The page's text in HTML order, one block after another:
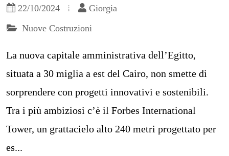
22/10/2024
Giorgia
Nuove Costruzioni
La nuova capitale amministrativa dell’Egitto,
situata a 30 miglia a est del Cairo, non smette di
sorprendere con progetti innovativi e sostenibili.
Tra i più ambiziosi c’è il Forbes International
Tower, un grattacielo alto 240 metri progettato per
es...